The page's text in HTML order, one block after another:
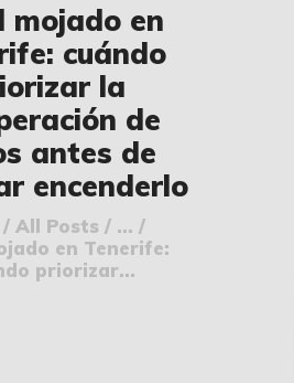
mojado en
cuándo
la
de
antes de
encenderlo
All Posts
...
en Tenerife:
priorizar...